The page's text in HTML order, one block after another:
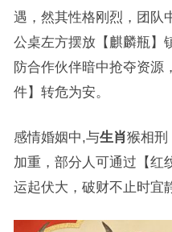
遇，然其性格刚烈，团队
公桌左方摆放【麒麟瓶】
防合作伙伴暗中抢夺资源
件】转危为安。
感情婚姻中,与生肖猴相刑
加重，部分人可通过【红
运起伏大，破财不止时宜